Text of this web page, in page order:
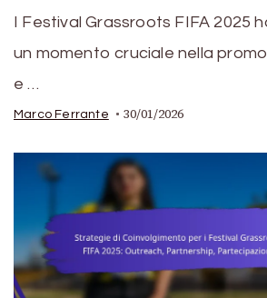
I Festival Grassroots FIFA 2025
un momento cruciale nella
e …
Marco Ferrante 30/01/2026